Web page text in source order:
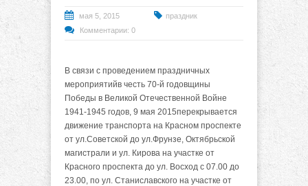
мая 5, 2015
праздник
Комментарии: 0
В связи с проведением праздничных
мероприятийв честь 70-й годовщины
Победы в Великой Отечественной Войне
1941-1945 годов, 9 мая 2015перекрывается
движение транспорта на Красном проспекте
от ул.Советской до ул.Фрунзе, Октябрьской
магистрали и ул. Кирова на участке от
Красного проспекта до ул. Восход с 07.00 до
23.00, по ул. Станиславского на участке от